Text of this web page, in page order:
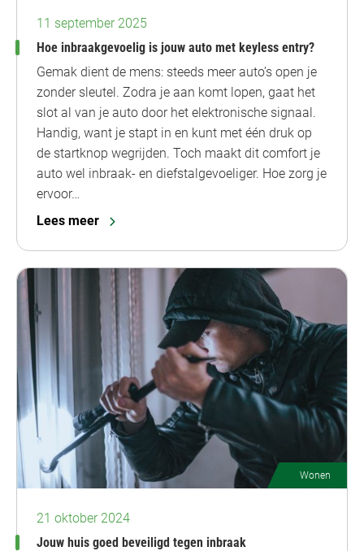
11 september 2025
Hoe inbraakgevoelig is jouw auto met keyless entry?
Gemak dient de mens: steeds meer auto’s open je
zonder sleutel. Zodra je aan komt lopen, gaat het
slot al van je auto door het elektronische signaal.
Handig, want je stapt in en kunt met één druk op
de startknop wegrijden. Toch maakt dit comfort je
auto wel inbraak- en diefstalgevoeliger. Hoe zorg je
ervoor…
Lees meer
Wonen
21 oktober 2024
Jouw huis goed beveiligd tegen inbraak